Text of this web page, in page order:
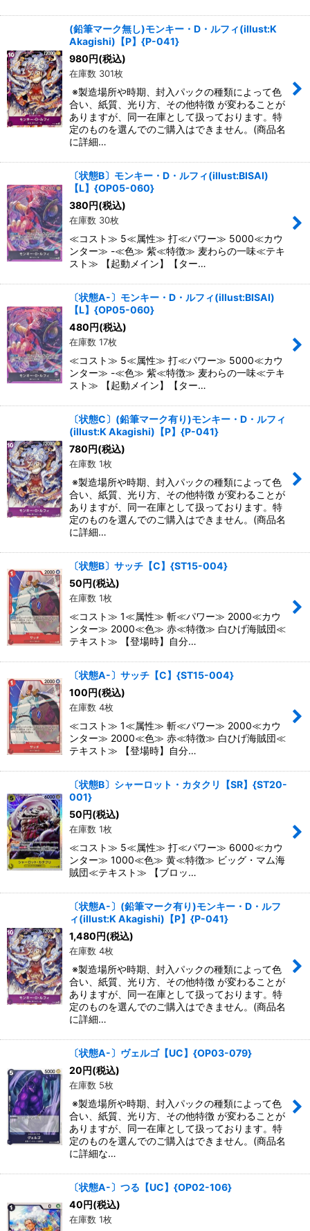
(鉛筆マーク無し)モンキー・D・ルフィ(illust:K
Akagishi)【P】{P-041}
980円(税込)
在庫数 301枚
※製造場所や時期、封入パックの種類によって色
合い、紙質、光り方、その他特徴 が変わることが
ありますが、同一在庫として扱っております。特
定のものを選んでのご購入はできません。(商品名
に詳細…
〔状態B〕モンキー・D・ルフィ(illust:BISAI)
【L】{OP05-060}
380円(税込)
在庫数 30枚
≪コスト≫ 5≪属性≫ 打≪パワー≫ 5000≪カウ
ンター≫ -≪色≫ 紫≪特徴≫ 麦わらの一味≪テキ
スト≫ 【起動メイン】【ター…
〔状態A-〕モンキー・D・ルフィ(illust:BISAI)
【L】{OP05-060}
480円(税込)
在庫数 17枚
≪コスト≫ 5≪属性≫ 打≪パワー≫ 5000≪カウ
ンター≫ -≪色≫ 紫≪特徴≫ 麦わらの一味≪テキ
スト≫ 【起動メイン】【ター…
〔状態C〕(鉛筆マーク有り)モンキー・D・ルフィ
(illust:K Akagishi)【P】{P-041}
780円(税込)
在庫数 1枚
※製造場所や時期、封入パックの種類によって色
合い、紙質、光り方、その他特徴 が変わることが
ありますが、同一在庫として扱っております。特
定のものを選んでのご購入はできません。(商品名
に詳細…
〔状態B〕サッチ【C】{ST15-004}
50円(税込)
在庫数 1枚
≪コスト≫ 1≪属性≫ 斬≪パワー≫ 2000≪カウ
ンター≫ 2000≪色≫ 赤≪特徴≫ 白ひげ海賊団≪
テキスト≫ 【登場時】自分…
〔状態A-〕サッチ【C】{ST15-004}
100円(税込)
在庫数 4枚
≪コスト≫ 1≪属性≫ 斬≪パワー≫ 2000≪カウ
ンター≫ 2000≪色≫ 赤≪特徴≫ 白ひげ海賊団≪
テキスト≫ 【登場時】自分…
〔状態B〕シャーロット・カタクリ【SR】{ST20-
001}
50円(税込)
在庫数 1枚
≪コスト≫ 5≪属性≫ 打≪パワー≫ 6000≪カウ
ンター≫ 1000≪色≫ 黄≪特徴≫ ビッグ・マム海
賊団≪テキスト≫ 【ブロッ…
〔状態A-〕(鉛筆マーク有り)モンキー・D・ルフ
ィ(illust:K Akagishi)【P】{P-041}
1,480円(税込)
在庫数 4枚
※製造場所や時期、封入パックの種類によって色
合い、紙質、光り方、その他特徴 が変わることが
ありますが、同一在庫として扱っております。特
定のものを選んでのご購入はできません。(商品名
に詳細…
〔状態A-〕ヴェルゴ【UC】{OP03-079}
20円(税込)
在庫数 5枚
※製造場所や時期、封入パックの種類によって色
合い、紙質、光り方、その他特徴 が変わることが
ありますが、同一在庫として扱っております。特
定のものを選んでのご購入はできません。(商品名
に詳細な…
〔状態A-〕つる【UC】{OP02-106}
40円(税込)
在庫数 1枚